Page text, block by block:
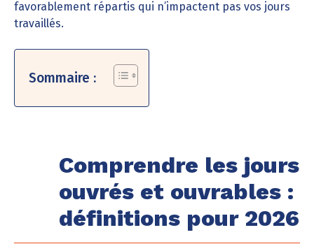
favorablement répartis qui n’impactent pas vos jours
travaillés.
Sommaire :
Comprendre les jours
ouvrés et ouvrables :
définitions pour 2026